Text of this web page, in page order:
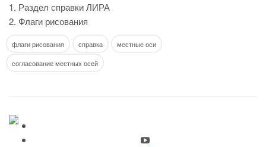
1. Раздел справки ЛИРА
2. Флаги рисования
флаги рисования справка
местные оси
согласование местных осей